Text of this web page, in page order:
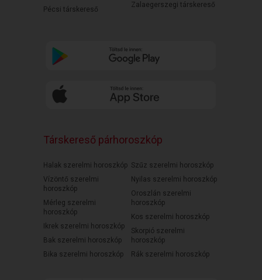
Pécsi társkereső
Zalaegerszegi társkereső
Társkereső párhoroszkóp
Halak szerelmi horoszkóp
Vízöntő szerelmi
horoszkóp
Mérleg szerelmi
horoszkóp
Ikrek szerelmi horoszkóp
Bak szerelmi horoszkóp
Bika szerelmi horoszkóp
Szűz szerelmi horoszkóp
Nyilas szerelmi horoszkóp
Oroszlán szerelmi
horoszkóp
Kos szerelmi horoszkóp
Skorpió szerelmi
horoszkóp
Rák szerelmi horoszkóp